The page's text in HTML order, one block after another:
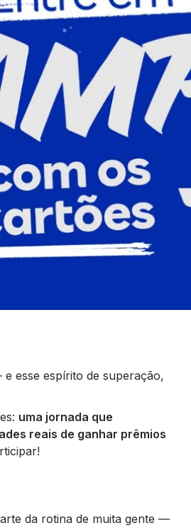
esse espírito de superação,
uma jornada que
reais de ganhar prêmios
da rotina de muita gente —